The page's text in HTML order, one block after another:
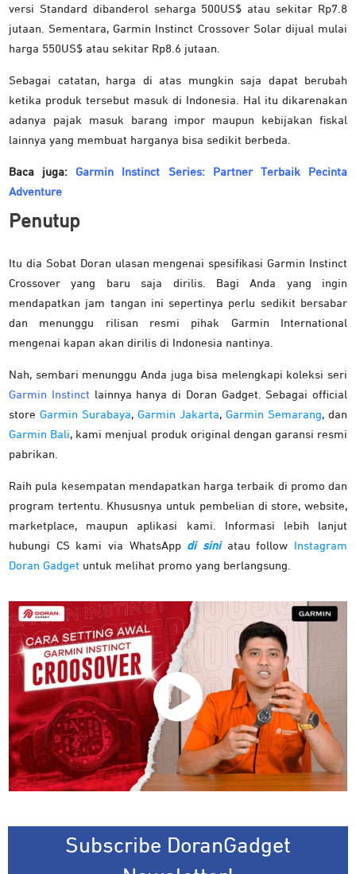
versi Standard dibanderol seharga 500US$ atau sekitar Rp7.8
jutaan. Sementara, Garmin Instinct Crossover Solar dijual mulai
harga 550US$ atau sekitar Rp8.6 jutaan.
Sebagai catatan, harga di atas mungkin saja dapat berubah
ketika produk tersebut masuk di Indonesia. Hal itu dikarenakan
adanya pajak masuk barang impor maupun kebijakan fiskal
lainnya yang membuat harganya bisa sedikit berbeda.
Baca juga: Garmin Instinct Series: Partner Terbaik Pecinta
Adventure
Penutup
Itu dia Sobat Doran ulasan mengenai spesifikasi Garmin Instinct
Crossover yang baru saja dirilis. Bagi Anda yang ingin
mendapatkan jam tangan ini sepertinya perlu sedikit bersabar
dan menunggu rilisan resmi pihak Garmin International
mengenai kapan akan dirilis di Indonesia nantinya.
Nah, sembari menunggu Anda juga bisa melengkapi koleksi seri
Garmin Instinct lainnya hanya di Doran Gadget. Sebagai official
store Garmin Surabaya, Garmin Jakarta, Garmin Semarang, dan
Garmin Bali, kami menjual produk original dengan garansi resmi
pabrikan.
Raih pula kesempatan mendapatkan harga terbaik di promo dan
program tertentu. Khususnya untuk pembelian di store, website,
marketplace, maupun aplikasi kami. Informasi lebih lanjut
hubungi CS kami via WhatsApp di siniatau follow
Instagram
Doran Gadget untuk melihat promo yang berlangsung.
Subscribe DoranGadget